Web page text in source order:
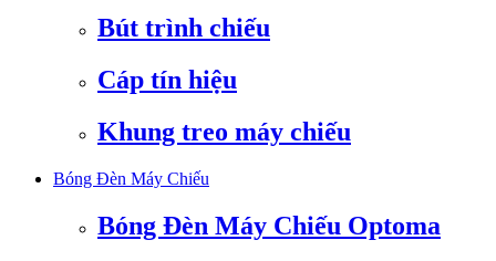
Bút trình chiếu
Cáp tín hiệu
Khung treo máy chiếu
Bóng Đèn Máy Chiếu
Bóng Đèn Máy Chiếu Optoma